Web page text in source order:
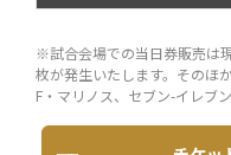
※試合会場での当日券販売は
枚が発生いたします。そのほ
F・マリノス、セブン-イレブ